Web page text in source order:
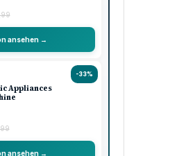
ansehen →
-33%
Appliances
ansehen →